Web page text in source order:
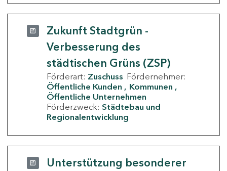
Zukunft Stadtgrün -
Verbesserung des
städtischen Grüns (ZSP)
Förderart: Zuschuss Fördernehmer:
Öffentliche Kunden
Kommunen
Öffentliche Unternehmen
Förderzweck: Städtebau und
Regionalentwicklung
Unterstützung besonderer